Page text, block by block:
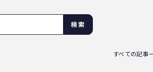
検索
すべての記事